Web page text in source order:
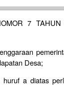
7
Desa;
a diatas